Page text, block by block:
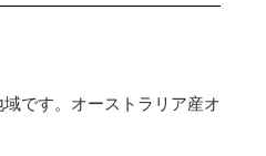
です。オーストラリア産オ